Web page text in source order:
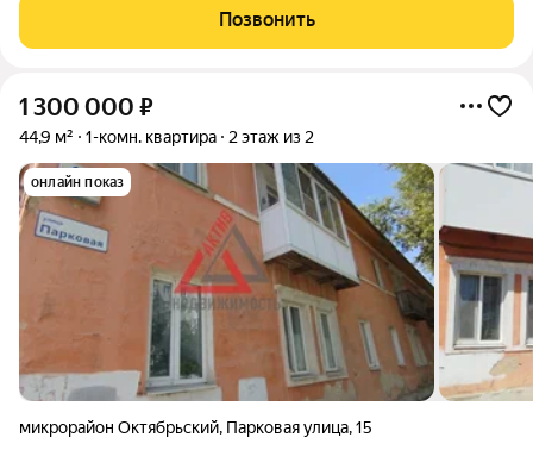
установлены: деревянное окно, сейф дверь, натяжной
потолок, линолеум.
Позвонить
1 300 000 ₽
44,9 м² 1-комн. квартира 2 этаж из 2
онлайн показ
микрорайон Октябрьский, Парковая улица,15